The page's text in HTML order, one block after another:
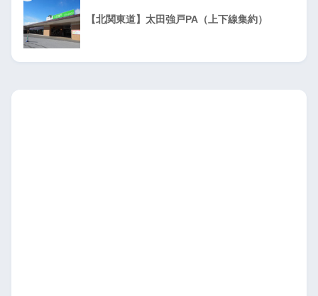
【北関東道】太田強戸PA（上下線集約）